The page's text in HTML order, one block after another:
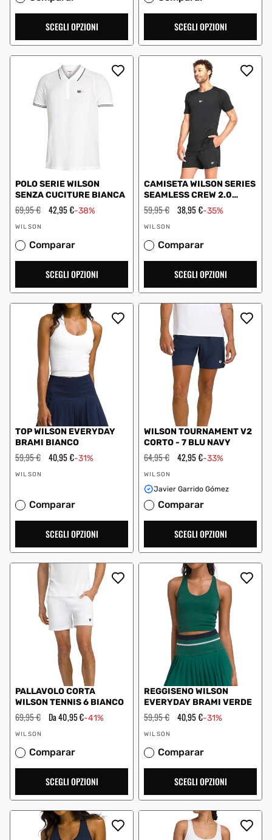
SCEGLI OPZIONI SCEGLI OPZIONI
POLO SERIE WILSON
SENZA CUCITURE BIANCA
Prezzo
regolare
69,95 € Prezzo
scontato
42,95 €-38%
Fornitore:
WILSON
Comparar
SCEGLI OPZIONI
CAMISETA WILSON SERIES
SEAMLESS CREW 2.0
NEGRO
Prezzo
regolare
59,95 € Prezzo
scontato
38,95 €-35%
Fornitore:
WILSON
Comparar
SCEGLI OPZIONI
TOP WILSON EVERYDAY
BRAMI BIANCO
Prezzo
regolare
59,95 € Prezzo
scontato
40,95 €-31%
Fornitore:
WILSON
Comparar
SCEGLI OPZIONI
WILSON TOURNAMENT V2
CORTO - 7 BLU NAVY
Prezzo
regolare
64,95 € Prezzo
scontato
42,95 €-33%
Fornitore:
WILSON
Javier Garrido Gómez
Comparar
SCEGLI OPZIONI
PALLAVOLO CORTA
WILSON TENNIS 6 BIANCO
Prezzo
regolare
69,95 € Prezzo
scontato
Da 40,95 €-41%
Fornitore:
WILSON
Comparar
SCEGLI OPZIONI
REGGISENO WILSON
EVERYDAY BRAMI VERDE
Prezzo
regolare
59,95 € Prezzo
scontato
40,95 €-31%
Fornitore:
WILSON
Comparar
SCEGLI OPZIONI